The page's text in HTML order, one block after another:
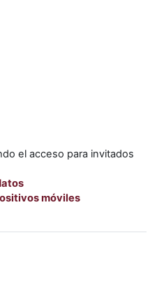
el acceso para invitados
móviles